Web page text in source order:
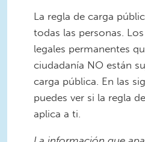
La regla de carga
todas las personas.
legales permanentes
ciudadanía NO están
carga pública. En las
puedes ver si la regla
aplica a ti.